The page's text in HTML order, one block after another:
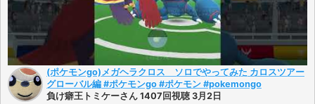
(ポケモンgo)メガヘラクロス ソロでやってみた カロスツアー
グローバル編 #ポケモンgo #ポケモン #pokemongo
負け癖王トミケーさん 1407回視聴 3月2日